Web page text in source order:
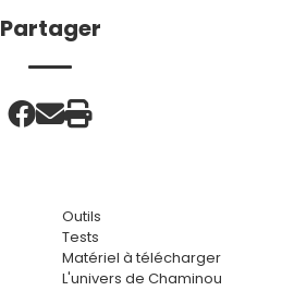
Partager
Outils
Tests
Matériel à télécharger
L'univers de Chaminou